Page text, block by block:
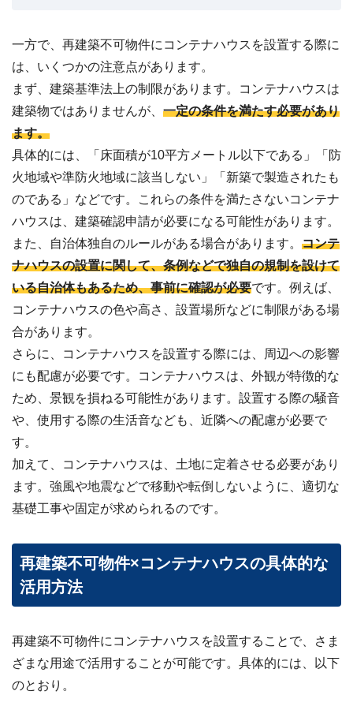
一方で、再建築不可物件にコンテナハウスを設置する際に
は、いくつかの注意点があります。
まず、建築基準法上の制限があります。コンテナハウスは
建築物ではありませんが、 一定の条件を満たす必要があり
ます。
具体的には、「床面積が10平方メートル以下である」「防
火地域や準防火地域に該当しない」「新築で製造されたも
のである」などです。これらの条件を満たさないコンテナ
ハウスは、建築確認申請が必要になる可能性があります。
また、自治体独自のルールがある場合があります。 コンテ
ナハウスの設置に関して、条例などで独自の規制を設けて
いる自治体もあるため、事前に確認が必要です。例えば、
コンテナハウスの色や高さ、設置場所などに制限がある場
合があります。
さらに、コンテナハウスを設置する際には、周辺への影響
にも配慮が必要です。コンテナハウスは、外観が特徴的な
ため、景観を損ねる可能性があります。設置する際の騒音
や、使用する際の生活音なども、近隣への配慮が必要で
す。
加えて、コンテナハウスは、土地に定着させる必要があり
ます。強風や地震などで移動や転倒しないように、適切な
基礎工事や固定が求められるのです。
再建築不可物件×コンテナハウスの具体的な
活用方法
再建築不可物件にコンテナハウスを設置することで、さま
ざまな用途で活用することが可能です。具体的には、以下
のとおり。